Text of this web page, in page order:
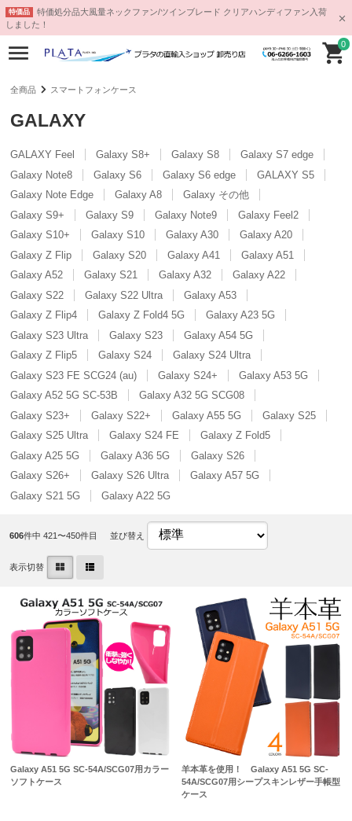
特価品
特価処分品大風量ネックファン/ツインブレード クリアハンディファン入荷
しました！
0
全商品 スマートフォンケース
GALAXY
GALAXY Feel Galaxy S8+ Galaxy S8
Galaxy S7 edge
Galaxy Note8
Galaxy S6 Galaxy S6 edge
GALAXY S5
Galaxy Note Edge
Galaxy A8
Galaxy その他
Galaxy S9+
Galaxy S9 Galaxy Note9
Galaxy Feel2
Galaxy S10+
Galaxy S10 Galaxy A30
Galaxy A20
Galaxy Z Flip
Galaxy S20 Galaxy A41
Galaxy A51
Galaxy A52
Galaxy S21 Galaxy A32
Galaxy A22
Galaxy S22
Galaxy S22 Ultra
Galaxy A53
Galaxy Z Flip4
Galaxy Z Fold4 5G
Galaxy A23 5G
Galaxy S23 Ultra
Galaxy S23
Galaxy A54 5G
Galaxy Z Flip5
Galaxy S24
Galaxy S24 Ultra
Galaxy S23 FE SCG24 (au)
Galaxy S24+
Galaxy A53 5G
Galaxy A52 5G SC-53B
Galaxy A32 5G SCG08
Galaxy S23+
Galaxy S22+ Galaxy A55 5G
Galaxy S25
Galaxy S25 Ultra
Galaxy S24 FE
Galaxy Z Fold5
Galaxy A25 5G
Galaxy A36 5G
Galaxy S26
Galaxy S26+
Galaxy S26 Ultra
Galaxy A57 5G
Galaxy S21 5G
Galaxy A22 5G
606件中 421〜450件目 並び替え
表示切替
Galaxy A51 5G SC-54A/SCG07用カラー
ソフトケース
羊本革を使用！ Galaxy A51 5G SC-
54A/SCG07用シープスキンレザー手帳型
ケース